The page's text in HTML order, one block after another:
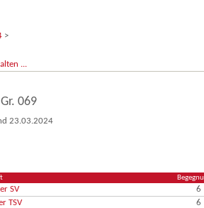
>
...
069
23.03.2024
SV
6
TSV
6